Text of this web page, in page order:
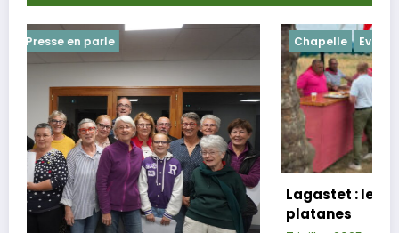
Chapelle
Lagastet : le repas champêtre réussi
platanes